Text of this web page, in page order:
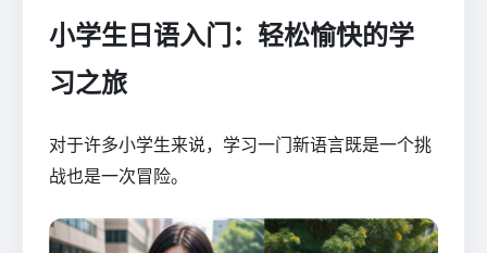
小学生日语入门：轻松愉快的学
习之旅
对于许多小学生来说，学习一门新语言既是一个挑
战也是一次冒险。